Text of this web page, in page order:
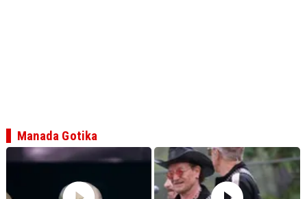
Manada Gotika